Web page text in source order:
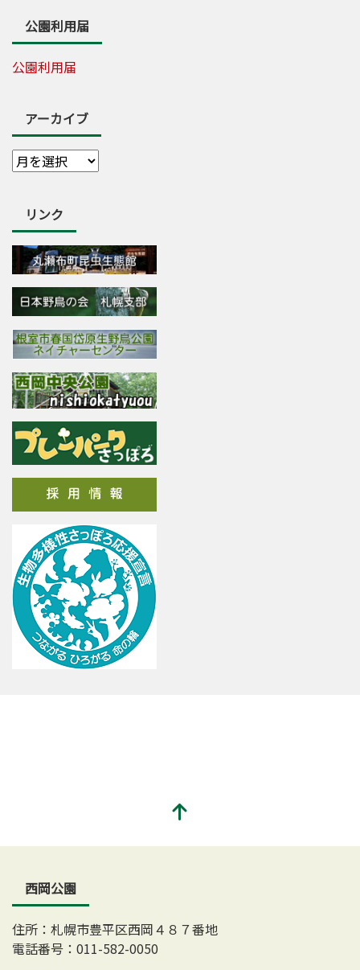
公園利用届
公園利用届
アーカイブ
リンク
西岡公園
住所：札幌市豊平区西岡４８７番地
電話番号：011-582-0050